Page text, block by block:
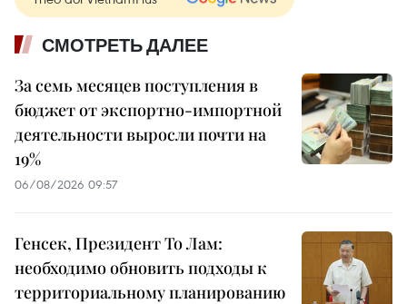
СМОТРЕТЬ ДАЛЕЕ
За семь месяцев поступления в
бюджет от экспортно-импортной
деятельности выросли почти на
19%
06/08/2026 09:57
Генсек, Президент То Лам:
необходимо обновить подходы к
территориальному планированию